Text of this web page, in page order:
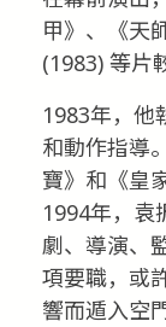
甲》、《天
(1983) 等片
1983年，他
和動作指導
寶》和《皇
1994年，袁
劇、導演、
項要職，或
響而遁入空